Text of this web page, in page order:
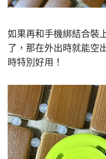
如果再和手機綁結合裝
了，那在外出時就能空
時特別好用！